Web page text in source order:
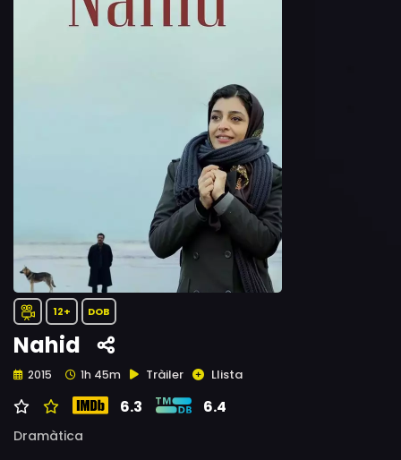
12+ DOB
Nahid
2015 1h 45m Tràiler Llista
6.3 6.4
Dramàtica